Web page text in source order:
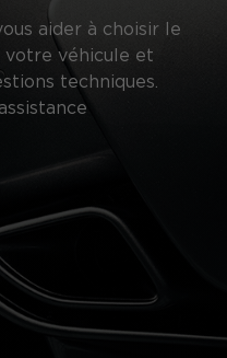
aider à choisir le
véhicule et
techniques.